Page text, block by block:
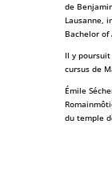
de
Lausanne,
Bachelor of
Il y poursuit
cursus de
Émile
du temple